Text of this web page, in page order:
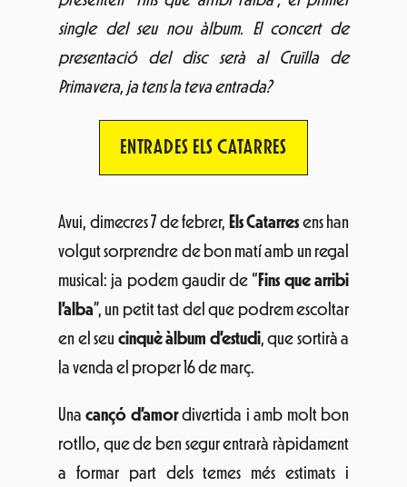
single del seu nou àlbum. El concert de
presentació del disc serà al Cruïlla de
Primavera, ja tens la teva entrada?
ENTRADES ELS CATARRES
Avui, dimecres 7 de febrer, Els Catarres ens han
volgut sorprendre de bon matí amb un regal
musical: ja podem gaudir de “ Fins que arribi
l’alba”, un petit tast del que podrem escoltar
en el seu cinquè àlbum d’estudi, que sortirà a
la venda el proper 16 de març.
Unacançó d’amordivertida i amb molt bon
rotllo, que de ben segur entrarà ràpidament
a formar part dels temes més estimats i